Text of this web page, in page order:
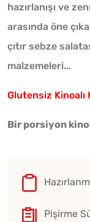
hazırlanışı ve
arasında öne
çıtır sebze
malzemeleri...
Glutensiz Kinoalı
Bir porsiyon
Pişirme